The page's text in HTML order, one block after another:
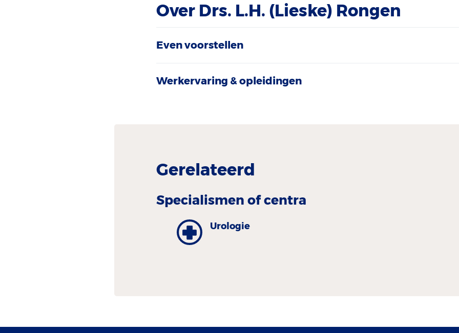
Over Drs. L.H. (Lieske) Rongen
Even voorstellen
Werkervaring & opleidingen
Gerelateerd
Specialismen of centra
Urologie